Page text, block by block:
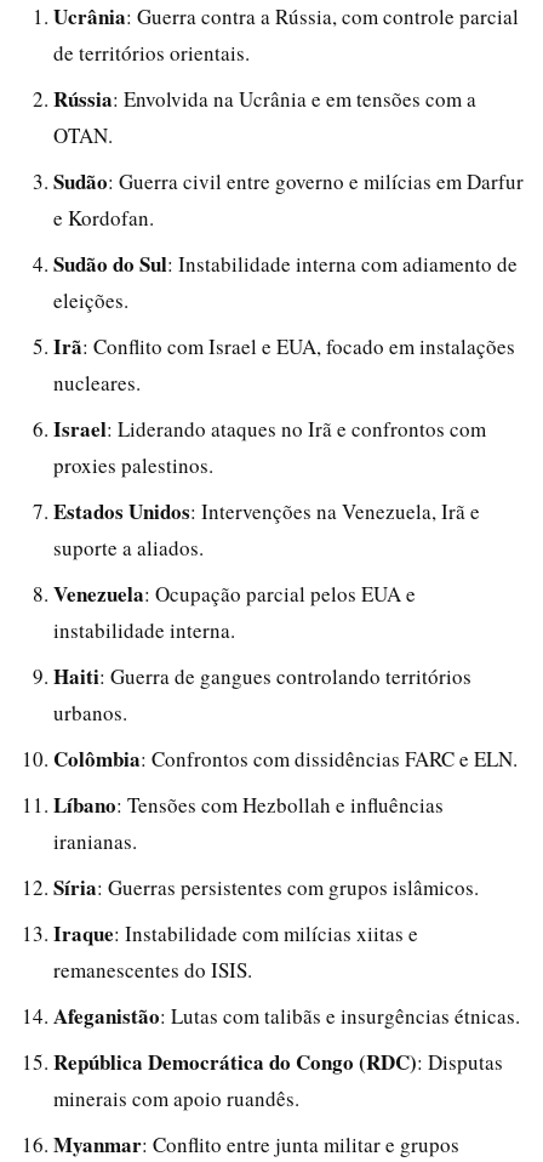
Ucrânia: Guerra contra a Rússia, com controle parcial
de territórios orientais.
Rússia: Envolvida na Ucrânia e em tensões com a
OTAN.
Sudão: Guerra civil entre governo e milícias em Darfur
e Kordofan.
Sudão do Sul: Instabilidade interna com adiamento de
eleições.
Irã: Conflito com Israel e EUA, focado em instalações
nucleares.
Israel: Liderando ataques no Irã e confrontos com
proxies palestinos.
Estados Unidos: Intervenções na Venezuela, Irã e
suporte a aliados.
Venezuela: Ocupação parcial pelos EUA e
instabilidade interna.
Haiti: Guerra de gangues controlando territórios
urbanos.
Colômbia: Confrontos com dissidências FARC e ELN.
Líbano: Tensões com Hezbollah e influências
iranianas.
Síria: Guerras persistentes com grupos islâmicos.
Iraque: Instabilidade com milícias xiitas e
remanescentes do ISIS.
Afeganistão: Lutas com talibãs e insurgências étnicas.
República Democrática do Congo (RDC): Disputas
minerais com apoio ruandês.
Myanmar: Conflito entre junta militar e grupos